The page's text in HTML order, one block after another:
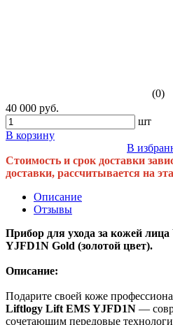
(0)
40 000 руб.
шт
В корзину
В
Стоимость и срок доставки
доставки, рассчитывается на
Описание
Отзывы
Прибор для ухода за кожей
YJFD1N Gold (золотой цвет).
Описание:
Подарите своей коже
Liftlogy Lift EMS YJFD1N —
сочетающим передовые